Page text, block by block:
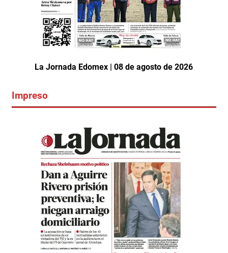
La Jornada Edomex | 08 de agosto de 2026
Impreso